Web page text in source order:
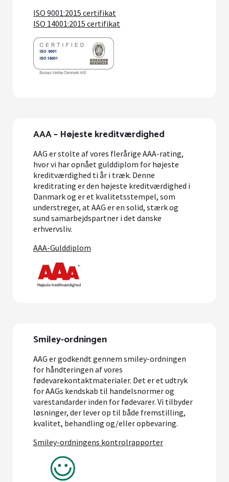
ISO 9001:2015 certifikat
ISO 14001:2015 certifikat
AAA – Højeste kreditværdighed
AAG er stolte af vores flerårige AAA-rating,
hvor vi har opnået gulddiplom for højeste
kreditværdighed ti år i træk. Denne
kreditrating er den højeste kreditværdighed i
Danmark og er et kvalitetsstempel, som
understreger, at AAG er en solid, stærk og
sund samarbejdspartner i det danske
erhvervsliv.
AAA-Gulddiplom
Smiley-ordningen
AAG er godkendt gennem smiley-ordningen
for håndteringen af vores
fødevarekontaktmaterialer. Det er et udtryk
for AAGs kendskab til handelsnormer og
varestandarder inden for fødevarer. Vi tilbyder
løsninger, der lever op til både fremstilling,
kvalitet, behandling og/eller opbevaring.
Smiley-ordningens kontrolrapporter